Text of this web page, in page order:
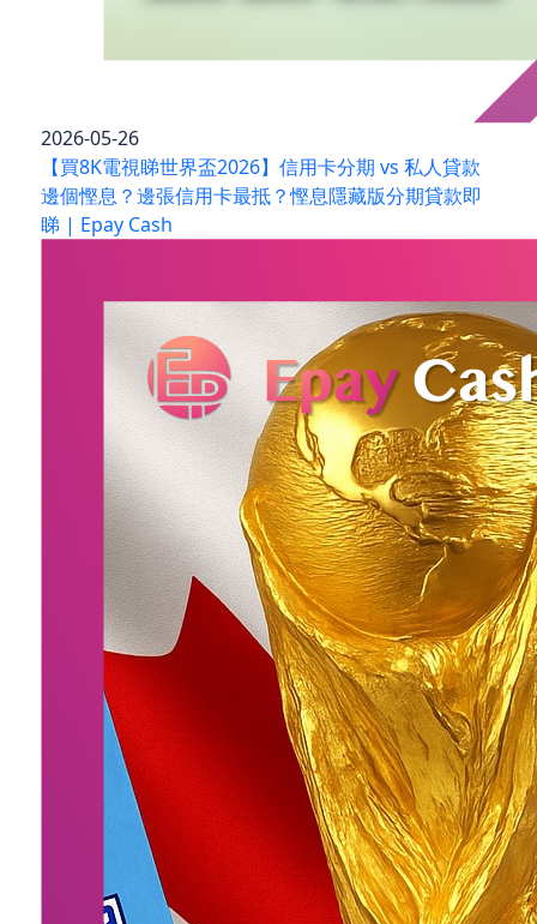
2026-05-26
【買8K電視睇世界盃2026】信用卡分期 vs 私人貸款
邊個慳息？邊張信用卡最抵？慳息隱藏版分期貸款即
睇 | Epay Cash